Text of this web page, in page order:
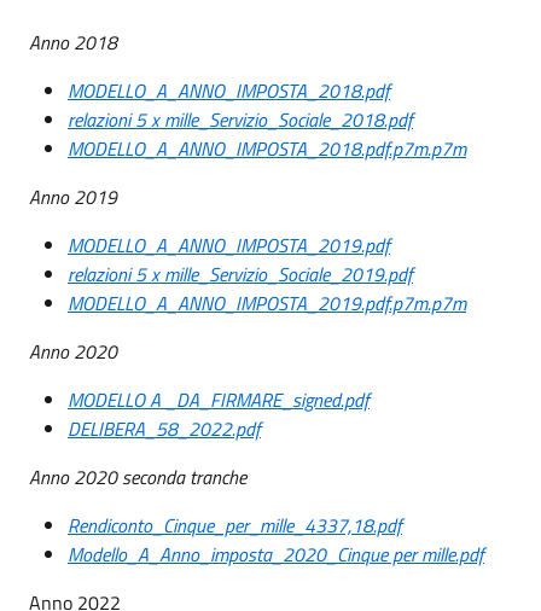
Anno 2018
MODELLO_A_ANNO_IMPOSTA_2018.pdf
relazioni 5 x mille_Servizio_Sociale_2018.pdf
MODELLO_A_ANNO_IMPOSTA_2018.pdf.p7m.p7m
Anno 2019
MODELLO_A_ANNO_IMPOSTA_2019.pdf
relazioni 5 x mille_Servizio_Sociale_2019.pdf
MODELLO_A_ANNO_IMPOSTA_2019.pdf.p7m.p7m
Anno 2020
MODELLO A _DA_FIRMARE_signed.pdf
DELIBERA_58_2022.pdf
Anno 2020 seconda tranche
Rendiconto_Cinque_per_mille_4337,18.pdf
Modello_A_Anno_imposta_2020_Cinque per mille.pdf
Anno 2022